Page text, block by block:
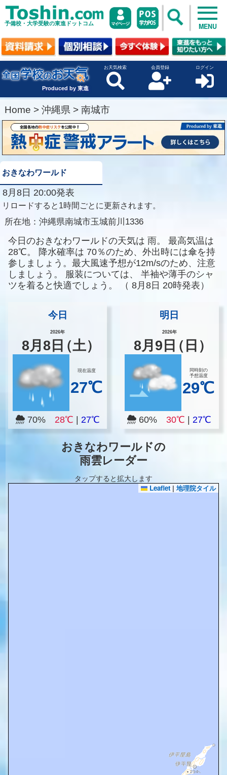
予備校・大学受験の東進ドットコム MENU
Produced by 東進
お天気検索 会員登録 ログイン
Home > 沖縄県 > 南城市
おきなわワールド
8月8日 20:00発表
リロードすると1時間ごとに更新されます。
所在地： 沖縄県南城市玉城前川1336
今日のおきなわワールドの天気は 雨。
最高気温は
28℃。
降水確率は 70％のため、外出時には傘を持
参しましょう。最大風速予想が12m/sのため、注意
しましょう。
服装については、
半袖や薄手のシャ
ツを着ると快適でしょう。
（ 8月8日 20時発表）
今日
2026年
8月8 日（土）
現在温度
27℃
70% 28℃ 27℃
明日
2026年
8月 9 日（日）
同時刻の
予想温度
29℃
60% 30℃ |27℃
おきなわワールドの
雨雲レーダー
タップすると拡大します
Leaflet | 地理院タイル